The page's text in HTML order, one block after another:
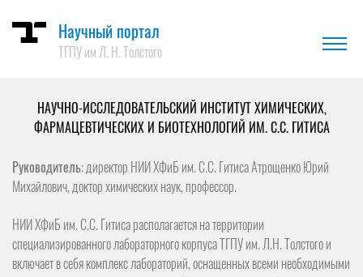
Научный портал
ТГПУ им Л. Н. Толстого
НАУЧНО-ИССЛЕДОВАТЕЛЬСКИЙ ИНСТИТУТ ХИМИЧЕСКИХ,
ФАРМАЦЕВТИЧЕСКИХ И БИОТЕХНОЛОГИЙ ИМ. С.С. ГИТИСА
Руководитель: директор НИИ ХФиБ им. С.С. Гитиса Атрощенко Юрий
Михайлович, доктор химических наук, профессор.
НИИ ХФиБ им. С.С. Гитиса располагается на территории
специализированного лабораторного корпуса ТГПУ им. Л.Н. Толстого и
включает в себя комплекс лабораторий, оснащенных всеми необходимыми